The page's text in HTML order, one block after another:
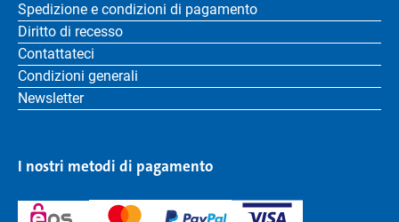
Spedizione e condizioni di pagamento
Diritto di recesso
Contattateci
Condizioni generali
Newsletter
I nostri metodi di pagamento